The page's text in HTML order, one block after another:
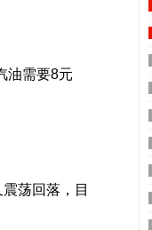
油需要8元
荡回落，目